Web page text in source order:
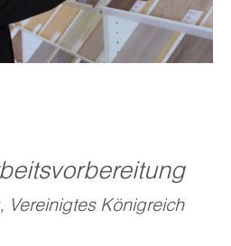
Königreich